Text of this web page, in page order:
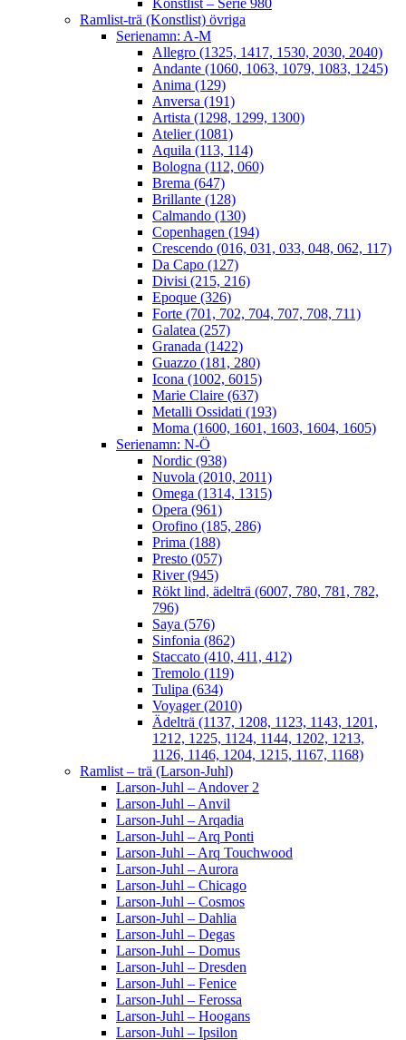
Konstlist – Serie 980
Ramlist-trä (Konstlist) övriga
Serienamn: A-M
Allegro (1325, 1417, 1530, 2030, 2040)
Andante (1060, 1063, 1079, 1083, 1245)
Anima (129)
Anversa (191)
Artista (1298, 1299, 1300)
Atelier (1081)
Aquila (113, 114)
Bologna (112, 060)
Brema (647)
Brillante (128)
Calmando (130)
Copenhagen (194)
Crescendo (016, 031, 033, 048, 062, 117)
Da Capo (127)
Divisi (215, 216)
Epoque (326)
Forte (701, 702, 704, 707, 708, 711)
Galatea (257)
Granada (1422)
Guazzo (181, 280)
Icona (1002, 6015)
Marie Claire (637)
Metalli Ossidati (193)
Moma (1600, 1601, 1603, 1604, 1605)
Serienamn: N-Ö
Nordic (938)
Nuvola (2010, 2011)
Omega (1314, 1315)
Opera (961)
Orofino (185, 286)
Prima (188)
Presto (057)
River (945)
Rökt lind, ädelträ (6007, 780, 781, 782,
796)
Saya (576)
Sinfonia (862)
Staccato (410, 411, 412)
Tremolo (119)
Tulipa (634)
Voyager (2010)
Ädelträ (1137, 1208, 1123, 1143, 1201,
1212, 1225, 1124, 1144, 1202, 1213,
1126, 1146, 1204, 1215, 1167, 1168)
Ramlist – trä (Larson-Juhl)
Larson-Juhl – Andover 2
Larson-Juhl – Anvil
Larson-Juhl – Arqadia
Larson-Juhl – Arq Ponti
Larson-Juhl – Arq Touchwood
Larson-Juhl – Aurora
Larson-Juhl – Chicago
Larson-Juhl – Cosmos
Larson-Juhl – Dahlia
Larson-Juhl – Degas
Larson-Juhl – Domus
Larson-Juhl – Dresden
Larson-Juhl – Fenice
Larson-Juhl – Ferossa
Larson-Juhl – Hoogans
Larson-Juhl – Ipsilon